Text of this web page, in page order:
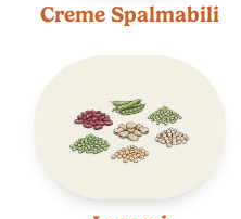
Creme Spalmabili